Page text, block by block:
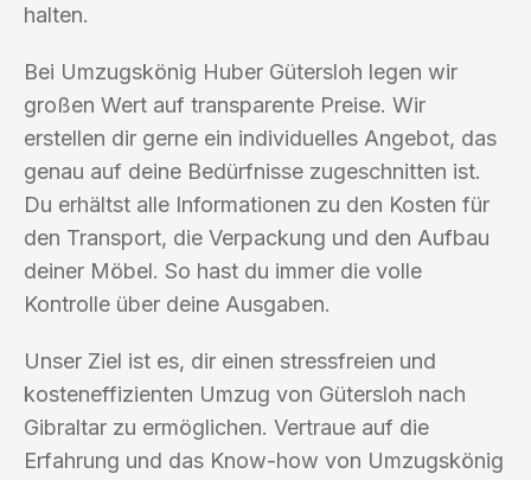
halten.
Bei Umzugskönig Huber Gütersloh legen wir
großen Wert auf transparente Preise. Wir
erstellen dir gerne ein individuelles Angebot, das
genau auf deine Bedürfnisse zugeschnitten ist.
Du erhältst alle Informationen zu den Kosten für
den Transport, die Verpackung und den Aufbau
deiner Möbel. So hast du immer die volle
Kontrolle über deine Ausgaben.
Unser Ziel ist es, dir einen stressfreien und
kosteneffizienten Umzug von Gütersloh nach
Gibraltar zu ermöglichen. Vertraue auf die
Erfahrung und das Know-how von Umzugskönig